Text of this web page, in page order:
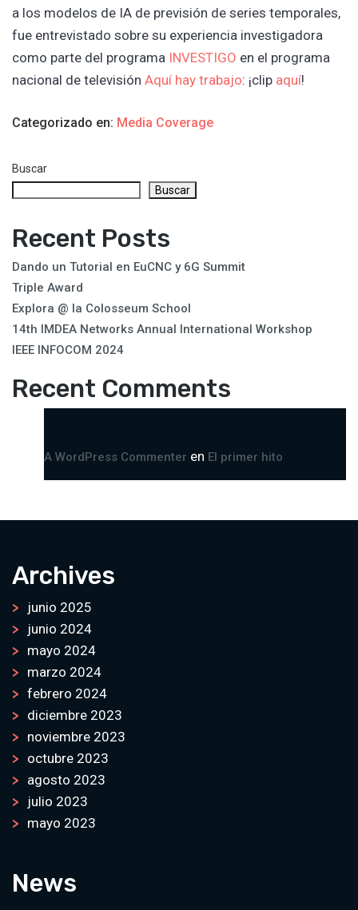
a los modelos de IA de previsión de series temporales,
fue entrevistado sobre su experiencia investigadora
como parte del programa INVESTIGO en el programa
nacional de televisión Aquí hay trabajo: ¡clip aquí!
Categorizado en: Media Coverage
Buscar
Buscar
Recent Posts
Dando un Tutorial en EuCNC y 6G Summit
Triple Award
Explora @ la Colosseum School
14th IMDEA Networks Annual International Workshop
IEEE INFOCOM 2024
Recent Comments
A WordPress Commenter en El primer hito
Archives
junio 2025
junio 2024
mayo 2024
marzo 2024
febrero 2024
diciembre 2023
noviembre 2023
octubre 2023
agosto 2023
julio 2023
mayo 2023
News